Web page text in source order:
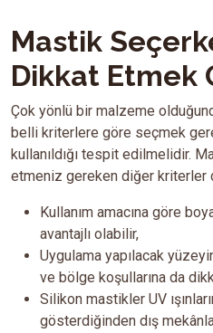
Mastik
Dikkat Etmek
Çok yönlü bir malzeme
belli kriterlere göre seçmek
kullanıldığı tespit edilmelidir.
etmeniz gereken diğer kriterler
Kullanım amacına göre
avantajlı olabilir,
Uygulama yapılacak
ve bölge koşullarına da
Silikon mastikler UV
gösterdiğinden dış